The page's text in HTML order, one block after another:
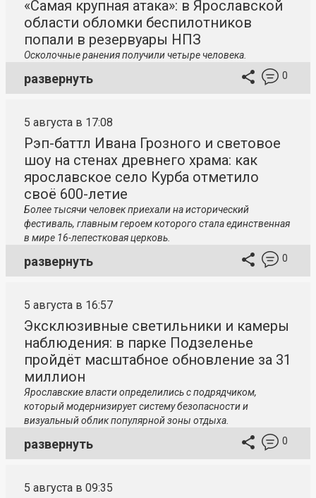
«Самая крупная атака»: в Ярославской
области обломки беспилотников
попали в резервуары НПЗ
Осколочные ранения получили четыре человека.
развернуть 0
5 августа в 17:08
Рэп-баттл Ивана Грозного и световое
шоу на стенах древнего храма: как
ярославское село Курба отметило
своё 600-летие
Более тысячи человек приехали на исторический
фестиваль, главным героем которого стала единственная
в мире 16-лепестковая церковь.
развернуть 0
5 августа в 16:57
Эксклюзивные светильники и камеры
наблюдения: в парке Подзеленье
пройдёт масштабное обновление за 31
миллион
Ярославские власти определились с подрядчиком,
который модернизирует систему безопасности и
визуальный облик популярной зоны отдыха.
развернуть 0
5 августа в 09:35